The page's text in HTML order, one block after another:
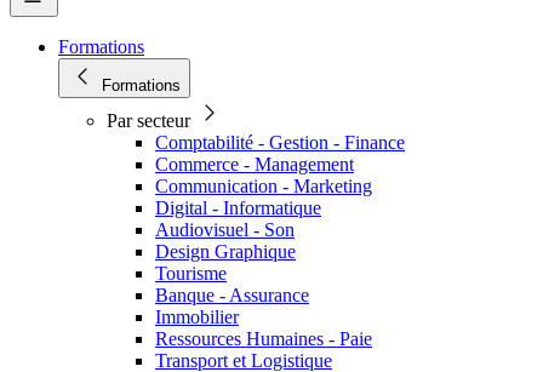
Formations
Formations
Par secteur
Comptabilité - Gestion - Finance
Commerce - Management
Communication - Marketing
Digital - Informatique
Audiovisuel - Son
Design Graphique
Tourisme
Banque - Assurance
Immobilier
Ressources Humaines - Paie
Transport et Logistique